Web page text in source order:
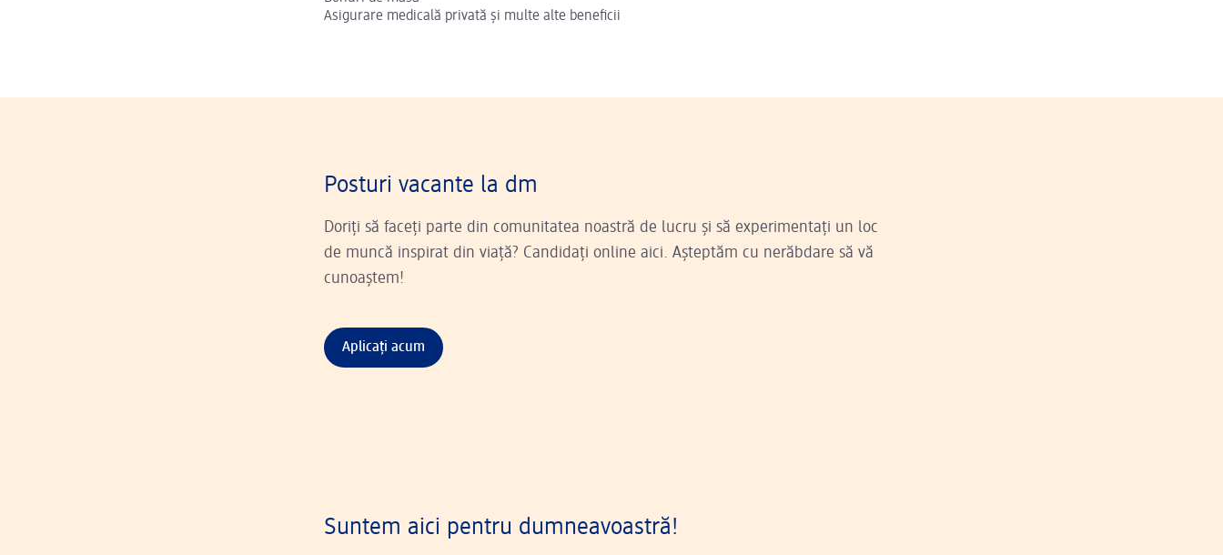
Asigurare medicală privată și multe alte beneficii
Posturi vacante la dm
Doriți să faceți parte din comunitatea noastră de lucru și să experimentați un loc
de muncă inspirat din viață? Candidați online aici. Așteptăm cu nerăbdare să vă
cunoaștem!
Aplicați acum
Suntem aici pentru dumneavoastră!